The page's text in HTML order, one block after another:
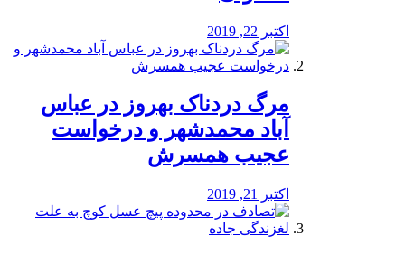
اکتبر 22, 2019
مرگ دردناک بهروز در عباس
آباد محمدشهر و درخواست
عجیب همسرش
اکتبر 21, 2019